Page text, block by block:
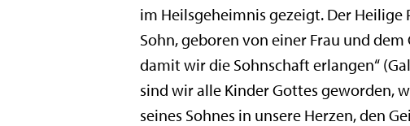
im Heilsgeheimnis gezeigt. Der Heilige
Sohn, geboren von einer Frau und
damit wir die Sohnschaft erlangen“
sind wir alle Kinder Gottes geworden,
seines Sohnes in unsere Herzen, den